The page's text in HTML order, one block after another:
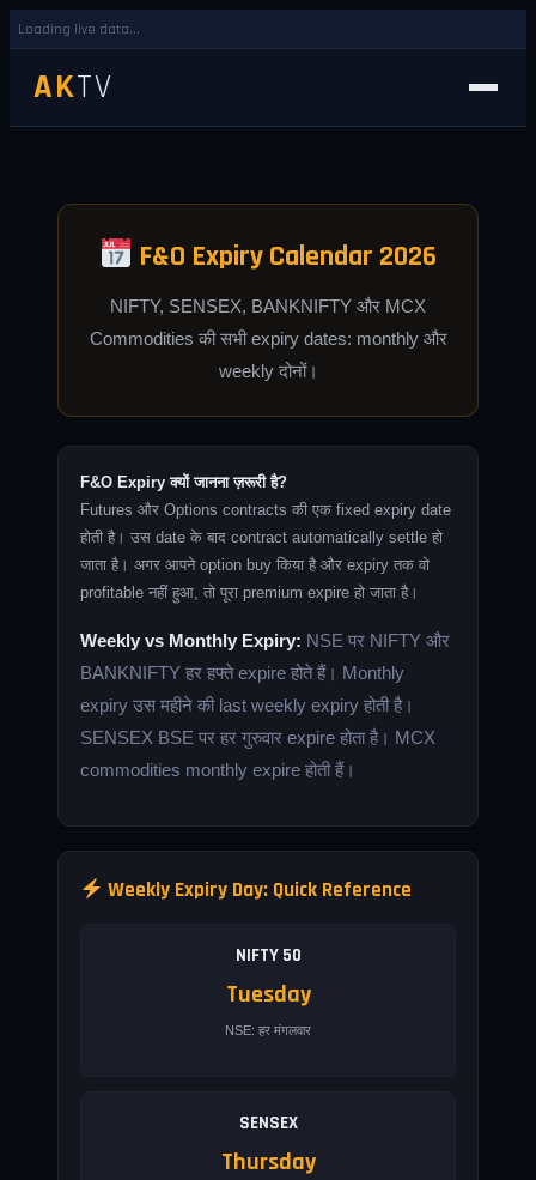
Loading live data...
AKTV
F&O Expiry Calendar 2026
NIFTY, SENSEX, BANKNIFTY और MCX
Commodities की सभी expiry dates: monthly और
weekly दोनों।
F&O Expiry क्यों जानना ज़रूरी है?
Futures और Options contracts की एक fixed expiry date
होती है। उस date के बाद contract automatically settle हो
जाता है। अगर आपने option buy किया है और expiry तक वो
profitable नहीं हुआ, तो पूरा premium expire हो जाता है।
Weekly vs Monthly Expiry: NSE पर NIFTY और
BANKNIFTY हर हफ्ते expire होते हैं। Monthly
expiry उस महीने की last weekly expiry होती है।
SENSEX BSE पर हर गुरुवार expire होता है। MCX
commodities monthly expire होती हैं।
Weekly Expiry Day: Quick Reference
NIFTY 50
Tuesday
NSE: हर मंगलवार
SENSEX
Thursday